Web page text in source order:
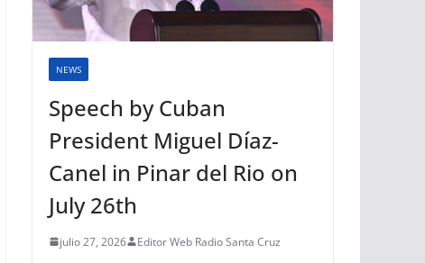
NEWS
Speech by Cuban
President Miguel Díaz-
Canel in Pinar del Rio on
July 26th
julio 27, 2026 Editor Web Radio Santa Cruz